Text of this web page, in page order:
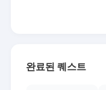
완료된 퀘스트